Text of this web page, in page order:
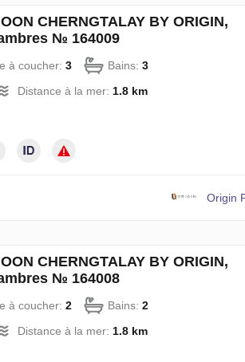
CHERNGTALAY BY ORIGIN,
№ 164009
à coucher: 3 Bains: 3
Distance à la mer: 1.8 km
Origin
CHERNGTALAY BY ORIGIN,
№ 164008
à coucher: 2 Bains: 2
Distance à la mer: 1.8 km